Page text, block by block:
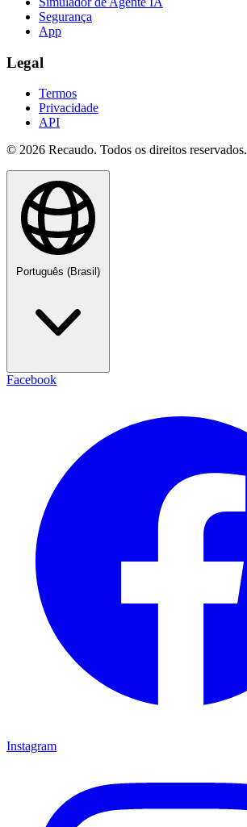
Segurança
App
Legal
Termos
Privacidade
API
© 2026 Recaudo. Todos os direitos reservados.
Português (Brasil)
Facebook
Instagram